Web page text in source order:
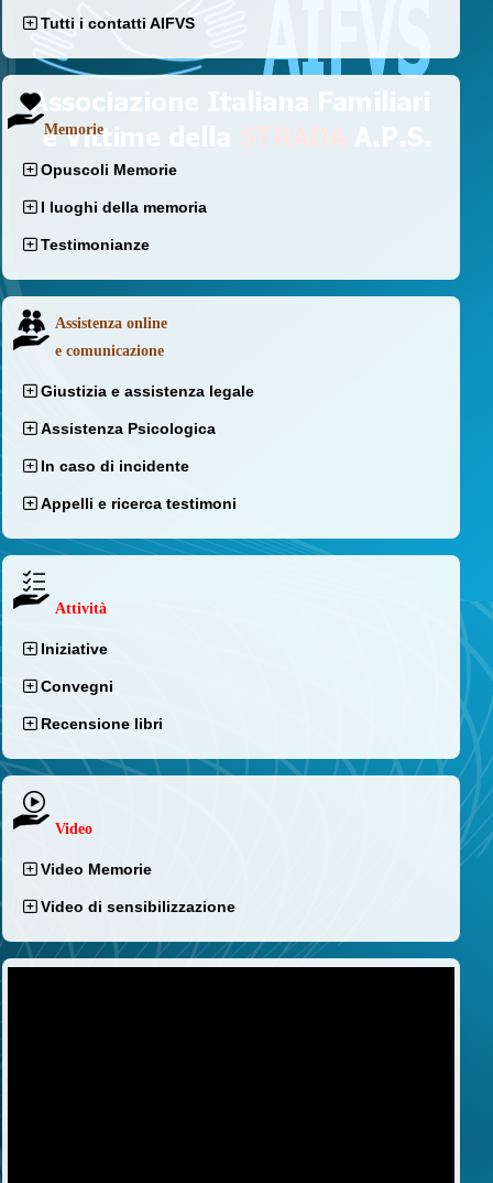
Tutti i contatti AIFVS
Memorie
Opuscoli Memorie
I luoghi della memoria
Testimonianze
Assistenza online
e comunicazione
Giustizia e assistenza legale
Assistenza Psicologica
In caso di incidente
Appelli e ricerca testimoni
Attività
Iniziative
Convegni
Recensione libri
Video
Video Memorie
Video di sensibilizzazione